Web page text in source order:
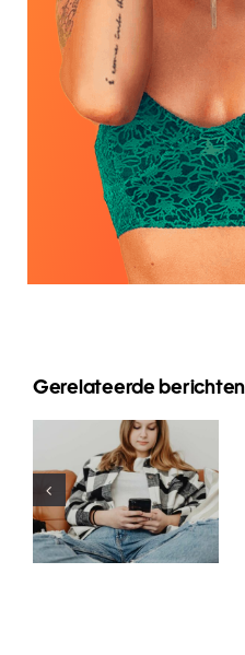
Gerelateerde berichten
Innovative
Strategien
zur
Steigerung
der
Sichtbarkeit
von